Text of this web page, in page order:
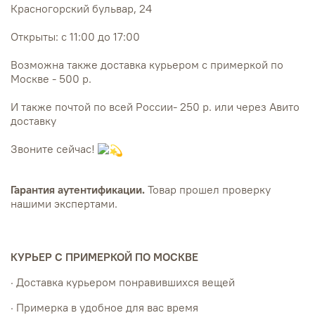
Красногорский бульвар, 24
Открыты: с 11:00 до 17:00
Возможна также доставка курьером с примеркой по
Москве - 500 р.
И также почтой по всей России- 250 р. или через Авито
доставку
Звоните сейчас!
Гарантия аутентификации. Товар прошел проверку
нашими экспертами.
КУРЬЕР С ПРИМЕРКОЙ ПО МОСКВЕ
· Доставка курьером понравившихся вещей
· Примерка в удобное для вас время